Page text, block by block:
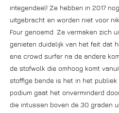
integendeel! Ze hebben in 2017
uitgebracht en worden niet voor
Four genoemd. Ze vermaken zich
genieten duidelijk van het feit dat
ene crowd surfer na de andere
de stofwolk die omhoog komt
stoffige bende is het in het publiek
podium gaat het onverminderd
die intussen boven de 30 graden